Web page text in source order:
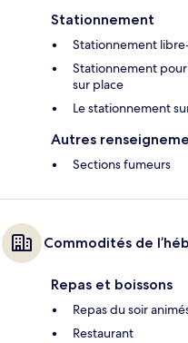
Stationnement
Stationnement
Stationnement
sur place
Le stationnement
Autres
Sections fumeurs
Commodités de
Repas et boissons
Repas du soir
Restaurant